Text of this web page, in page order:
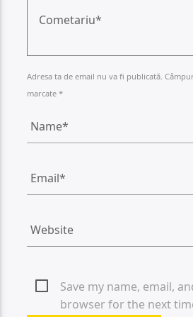
Adresa ta de email nu va fi publicată.
marcate *
Save my name, email,
browser for the next